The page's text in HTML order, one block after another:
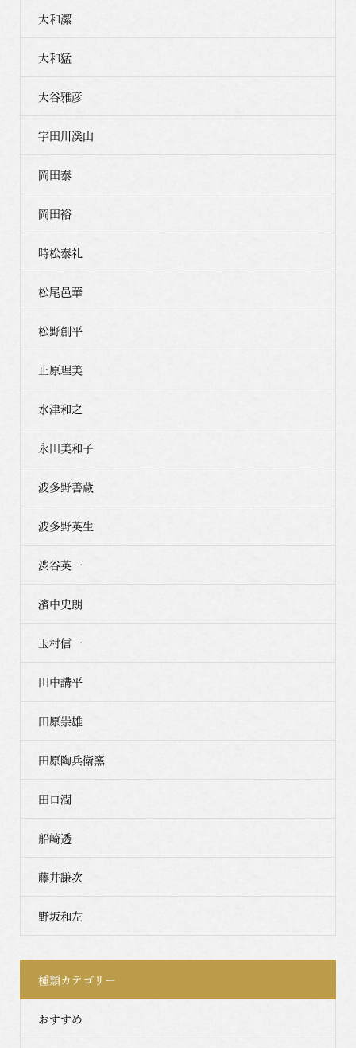
大和潔
大和猛
大谷雅彦
宇田川渓山
岡田泰
岡田裕
時松泰礼
松尾邑華
松野創平
止原理美
水津和之
永田美和子
波多野善蔵
波多野英生
渋谷英一
濱中史朗
玉村信一
田中講平
田原崇雄
田原陶兵衛窯
田口潤
船崎透
藤井謙次
野坂和左
種類カテゴリー
おすすめ